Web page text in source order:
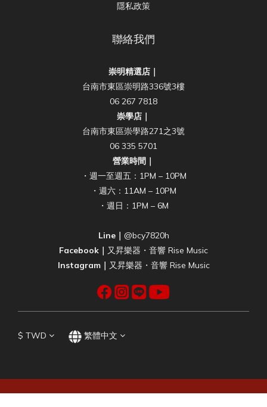
隱私政策
聯絡我們
崇明精選店｜
台南市東區崇明路336號3樓
06 267 7818
崇學店｜
台南市東區崇學路271之3號
06 335 5701
營業時間｜
・週一至週五：1PM – 10PM
・週六：11AM – 10PM
・週日：1PM – 6M
Line｜ @bcy7820h
Facebook｜ 又昇樂器・音響 Rise Music
Instagram｜ 又昇樂器・音響 Rise Music
$ TWD 繁體中文